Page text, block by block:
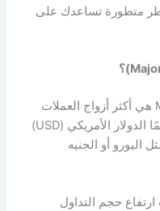
متطورة تساعدك على
أزواج العملات الرئيسية أو Major Pairs هي أكثر أزواج العملات
، وتشمل دائمًا الدولار الأمريكي (USD)
اليورو أو الجنيه
حجم التداول